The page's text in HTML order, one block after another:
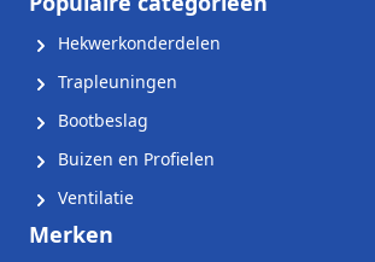
Hekwerkonderdelen
Trapleuningen
Bootbeslag
Buizen en Profielen
Ventilatie
Merken